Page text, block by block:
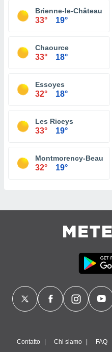
Brienne-le-Château
33° 19°
Chaource
33° 18°
Essoyes
32° 18°
Les Riceys
33° 19°
Montmorency-Beaufort
32° 19°
Contatto Chi siamo FAQ